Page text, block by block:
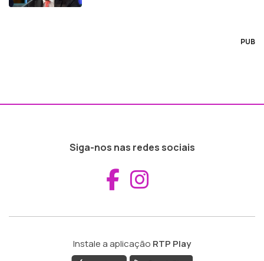
PUB
Siga-nos nas redes sociais
Aceder ao
Instale a aplicação RTP Play